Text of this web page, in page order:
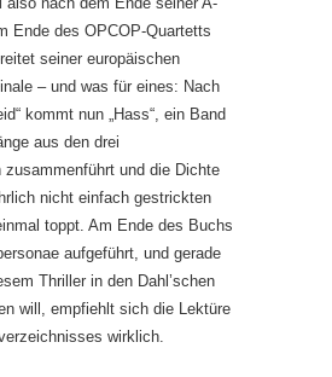
Ende des OPCOP-Quartetts
seiner europäischen
– und was für eines: Nach
kommt nun „Hass“, ein Band
aus den drei
zusammenführt und die Dichte
nicht einfach gestrickten
toppt. Am Ende des Buchs
aufgeführt, und gerade
Thriller in den Dahl’schen
will, empfiehlt sich die Lektüre
wirklich.